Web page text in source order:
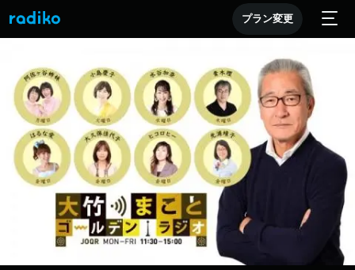
プラン変更